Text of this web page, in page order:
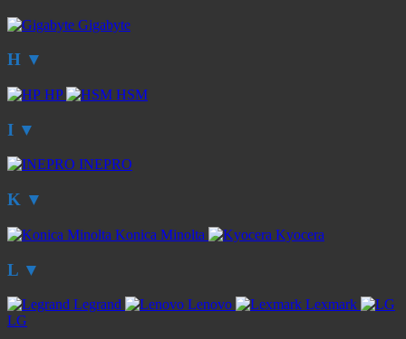
Gigabyte
H ▼
HP HSM
I ▼
INEPRO
K ▼
Konica Minolta Kyocera
L ▼
Legrand Lenovo
Lexmark
LG